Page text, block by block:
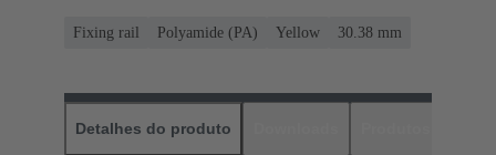
Fixing rail Polyamide (PA) Yellow 30.38 mm
Detalhes do produto